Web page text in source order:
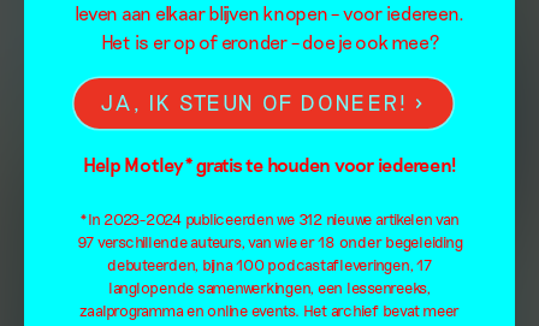
leven aan elkaar blijven knopen – voor iedereen.
Het is er op of eronder – doe je ook mee?
JA, IK STEUN OF DONEER!
Help Motley* gratis te houden voor iedereen!
*In 2023-2024 publiceerden we 312 nieuwe artikelen van
97 verschillende auteurs, van wie er 18 onder begeleiding
debuteerden, bijna 100 podcastafleveringen, 17
langlopende samenwerkingen, een lessenreeks,
zaalprogramma en online events. Het archief bevat meer